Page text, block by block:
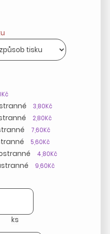
3,80Kč
2,80Kč
7,60Kč
5,60Kč
4,80Kč
9,60Kč